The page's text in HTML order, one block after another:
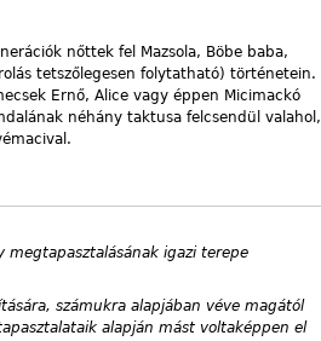
nőttek fel Mazsola, Böbe baba,
tetszőlegesen folytatható) történetein.
Ernő, Alice vagy éppen Micimackó
néhány taktusa felcsendül valahol,
megtapasztalásának igazi terepe
számukra alapjában véve magától
alapján mást voltaképpen el